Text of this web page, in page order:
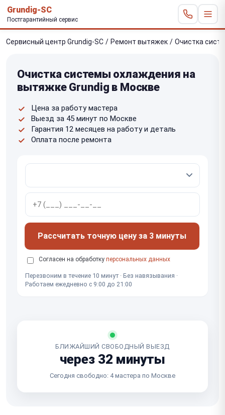
Grundig-SC
Постгарантийный сервис
Сервисный центр Grundig-SC / Ремонт вытяжек / Очистка
Очистка системы охлаждения на
вытяжке Grundig в Москве
Цена за работу мастера
Выезд за 45 минут по Москве
Гарантия 12 месяцев на работу и деталь
Оплата после ремонта
Рассчитать точную цену за 3 минуты
Согласен на обработку персональных данных
Перезвоним в течение 10 минут · Без навязывания ·
Работаем ежедневно с 9:00 до 21:00
БЛИЖАЙШИЙ СВОБОДНЫЙ ВЫЕЗД
через 32 минуты
Сегодня свободно: 4 мастера по Москве